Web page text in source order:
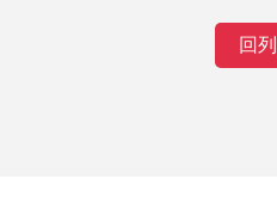
回